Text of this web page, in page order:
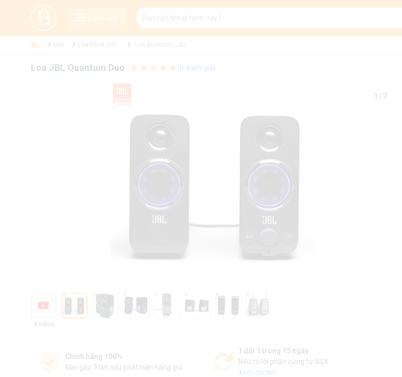
Danh mục
Loa JBL Quantum Duo (0 đánh giá)
1/7
4 video
Chính hãng 100%
Đền gấp 3 lần nếu phát hiện hàng giả
1 đổi 1 trong 15 ngày
Nếu có lỗi phần cứng từ NSX
Xem chi tiết